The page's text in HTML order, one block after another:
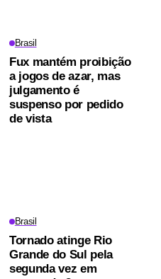
Brasil
Fux mantém proibição
a jogos de azar, mas
julgamento é
suspenso por pedido
de vista
Brasil
Tornado atinge Rio
Grande do Sul pela
segunda vez em